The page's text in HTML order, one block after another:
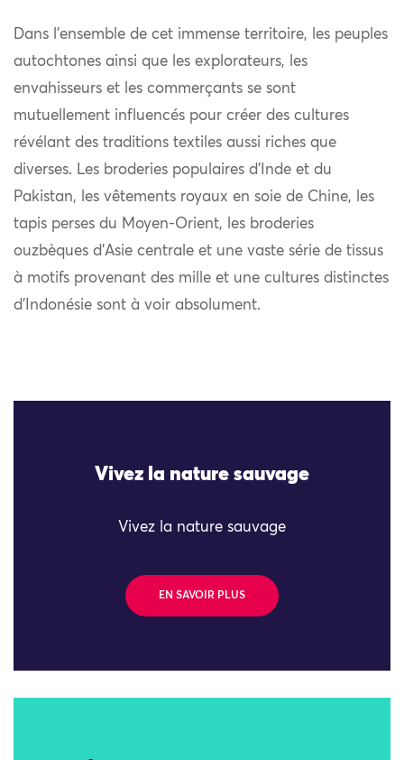
Dans l’ensemble de cet immense territoire, les peuples
autochtones ainsi que les explorateurs, les
envahisseurs et les commerçants se sont
mutuellement influencés pour créer des cultures
révélant des traditions textiles aussi riches que
diverses. Les broderies populaires d’Inde et du
Pakistan, les vêtements royaux en soie de Chine, les
tapis perses du Moyen-Orient, les broderies
ouzbèques d’Asie centrale et une vaste série de tissus
à motifs provenant des mille et une cultures distinctes
d’Indonésie sont à voir absolument.
Vivez la nature sauvage
Vivez la nature sauvage
EN SAVOIR PLUS